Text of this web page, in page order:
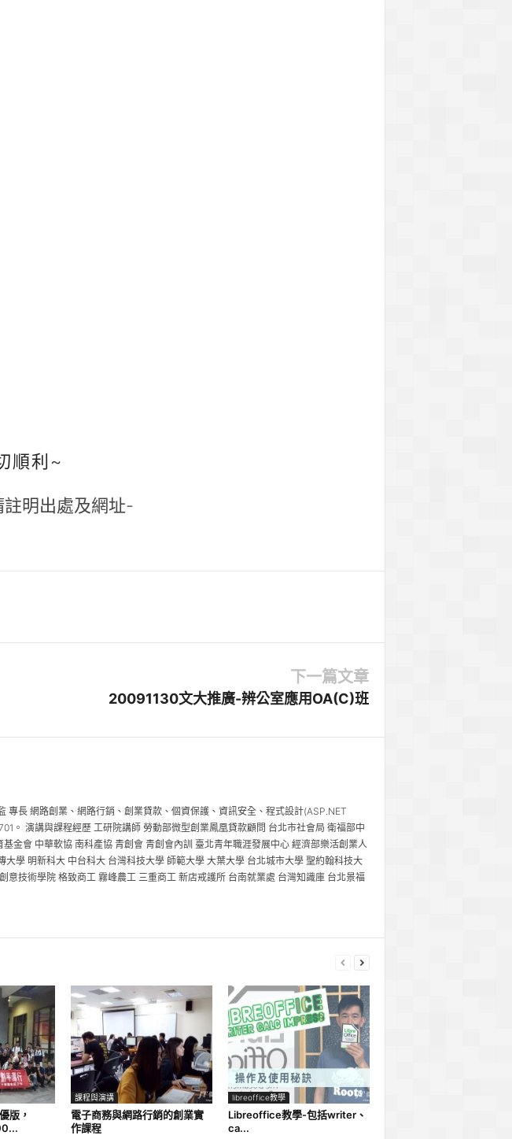
順利~
明出處及網址-
下一篇文章
20091130文大推廣-辨公室應用OA(C)班
長 網路創業、網路行銷、創業貸款、個資保護、資訊安全、程式設計(ASP.NET
。 演講與課程經歷 工研院講師 勞動部微型創業鳳凰貸款顧問 台北市社會局 衛福部中
金會 中華軟協 南科產協 青創會 青創會內訓 臺北青年職涯發展中心 經濟部樂活創業人
學 明新科大 中台科大 台灣科技大學 師範大學 大葉大學 台北城市大學 聖約翰科技大
技術學院 格致商工 霧峰農工 三重商工 新店戒護所 台南就業處 台灣知識庫 台北景福
版，
課程與演講
電子商務與網路行銷的創業實
作課程
libreoffice教學
Libreoffice教學-包括writer、
ca...